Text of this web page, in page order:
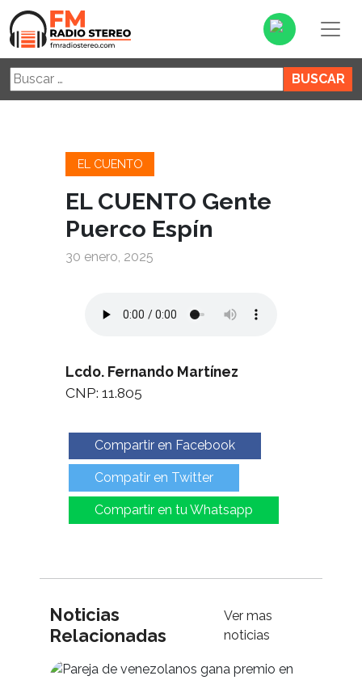
Buscar:
EL CUENTO
EL CUENTO Gente
Puerco Espín
30 enero, 2025
Lcdo. Fernando Martínez
CNP: 11.805
Compartir en Facebook
Compatir en Twitter
Compartir en tu Whatsapp
Noticias
Relacionadas
Ver mas
noticias